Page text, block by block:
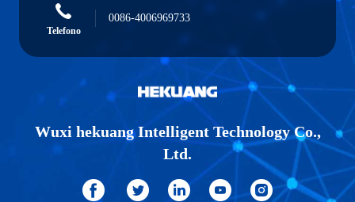
Telefono
0086-4006969733
Wuxi hekuang Intelligent Technology Co.,
Ltd.